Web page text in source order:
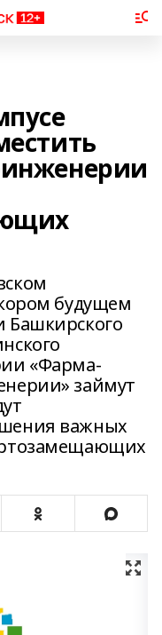
будущем
Башкирского
«Фарма-
займут
важных